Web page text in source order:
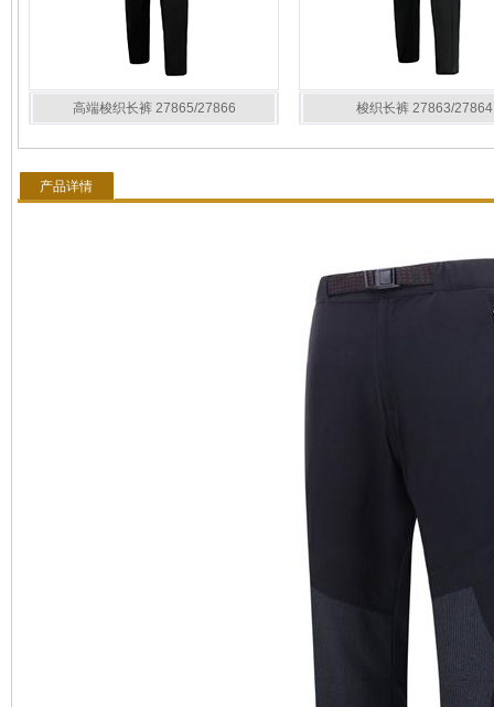
高端梭织长裤 27865/27866 梭织长裤 27863/27864
产品详情